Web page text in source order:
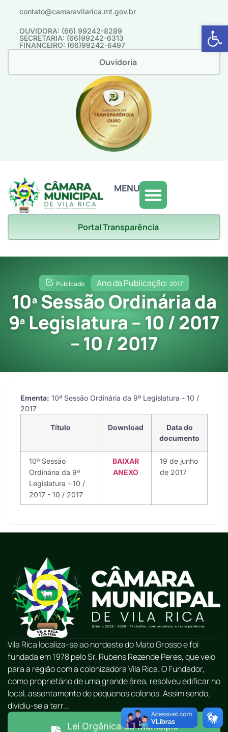
Abrir
contato@camaravilarica.mt.gov.br
OUVIDORA: (66) 99242-8289
SECRETARIA: (66)99242-6313
FINANCEIRO: (66)99242-6497
Ouvidoria
MENU
Portal Transparência
Publicado Ano da Publicação: 2017
10ª Sessão Ordinária da
9ª Legislatura – 10 / 2017
– 10 / 2017
Ementa: 10ª Sessão Ordinária da 9ª Legislatura - 10 /
2017
Título Download
Data do
documento
10ª Sessão
Ordinária da 9ª
Legislatura - 10 /
2017 - 10 / 2017
BAIXAR
ANEXO
19 de junho
de 2017
Vila Rica localiza-se ao nordeste do Mato Grosso e foi
fundada em 1978 pelo Sr. Rubens Rezende Peres, que veio
para a região com a colonizadora Vila Rica. O Fundador,
como proprietário de uma grande área, resolveu edificar no
local, assentamento de pequenos colonos. Assim sendo,
dividiu-se a terr...
Lei Orgânica do Município